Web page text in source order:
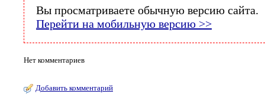
Вы просматриваете обычную версию сайта.
Перейти на мобильную версию >>
Нет комментариев
Добавить комментарий